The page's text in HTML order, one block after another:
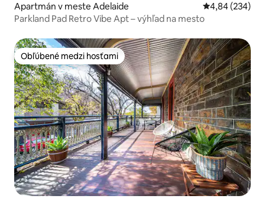
Apartmán v meste Adelaide Priemerné
4,84 (234)
Parkland Pad Retro Vibe Apt – výhľad na mesto
Obľúbené medzi hosťami
Obľúbené medzi hosťami